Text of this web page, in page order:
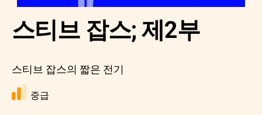
스티브 잡스; 제2부
스티브 잡스의 짧은 전기
중급